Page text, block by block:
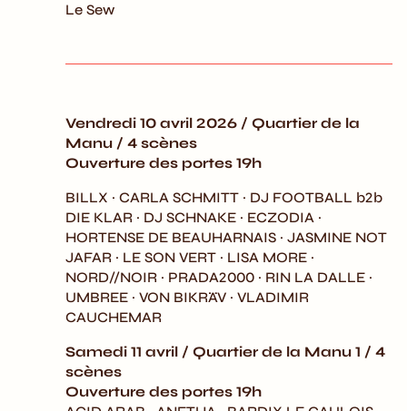
Vendredi 10 avril 2026 / Quartier de la
Manu / 4 scènes
Ouverture des portes 19h
BILLX · CARLA SCHMITT · DJ FOOTBALL b2b
DIE KLAR · DJ SCHNAKE · ECZODIA ·
HORTENSE DE BEAUHARNAIS · JASMINE NOT
JAFAR · LE SON VERT · LISA MORE ·
NORD//NOIR · PRADA2000 · RIN LA DALLE ·
UMBREE · VON BIKRÄV · VLADIMIR
CAUCHEMAR
Samedi 11 avril / Quartier de la Manu 1 / 4
scènes
Ouverture des portes 19h
Le Sew